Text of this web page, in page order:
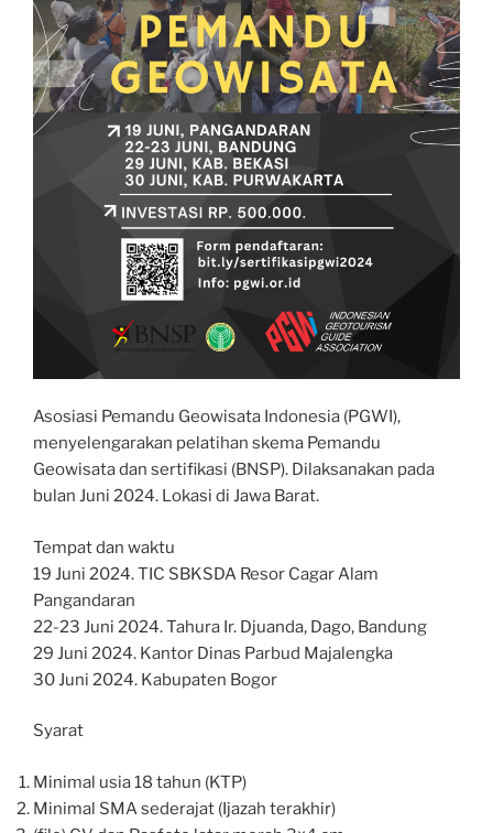
Asosiasi Pemandu Geowisata Indonesia (PGWI),
menyelengarakan pelatihan skema Pemandu
Geowisata dan sertifikasi (BNSP). Dilaksanakan pada
bulan Juni 2024. Lokasi di Jawa Barat.
Tempat dan waktu
19 Juni 2024. TIC SBKSDA Resor Cagar Alam
Pangandaran
22-23 Juni 2024. Tahura Ir. Djuanda, Dago, Bandung
29 Juni 2024. Kantor Dinas Parbud Majalengka
30 Juni 2024. Kabupaten Bogor
Syarat
Minimal usia 18 tahun (KTP)
Minimal SMA sederajat (Ijazah terakhir)